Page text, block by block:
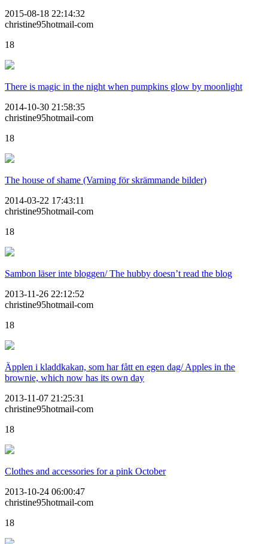
2015-08-18 22:14:32
christine95hotmail-com
18
There is magic in the night when pumpkins glow by moonlight
2014-10-30 21:58:35
christine95hotmail-com
18
The house of shame (Varning för skrämmande bilder)
2014-03-22 17:43:11
christine95hotmail-com
18
Sambon läser inte bloggen/ The hubby doesn’t read the blog
2013-11-26 22:12:52
christine95hotmail-com
18
Äpplen i kladdkakan, som har fått en egen dag/ Apples in the
brownie, which now has its own day
2013-11-07 21:25:31
christine95hotmail-com
18
Clothes and accessories for a pink October
2013-10-24 06:00:47
christine95hotmail-com
18